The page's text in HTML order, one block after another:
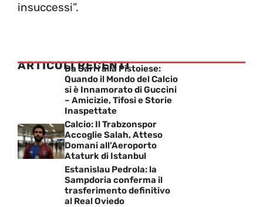
insuccessi”.
ARTICOLI RECENTI
Da Sarri alla Pistoiese:
Quando il Mondo del Calcio
si è Innamorato di Guccini
– Amicizie, Tifosi e Storie
Inaspettate
Calcio: Il Trabzonspor
Accoglie Salah, Atteso
Domani all’Aeroporto
Ataturk di Istanbul
Estanislau Pedrola: la
Sampdoria conferma il
trasferimento definitivo
al Real Oviedo